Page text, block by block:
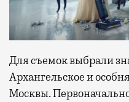
Для съемок выбрали
Архангельское и
Москвы.